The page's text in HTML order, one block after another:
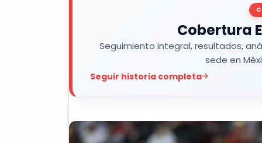
Cobertura
Seguimiento integral, resultados,
sede en
Seguir historia completa